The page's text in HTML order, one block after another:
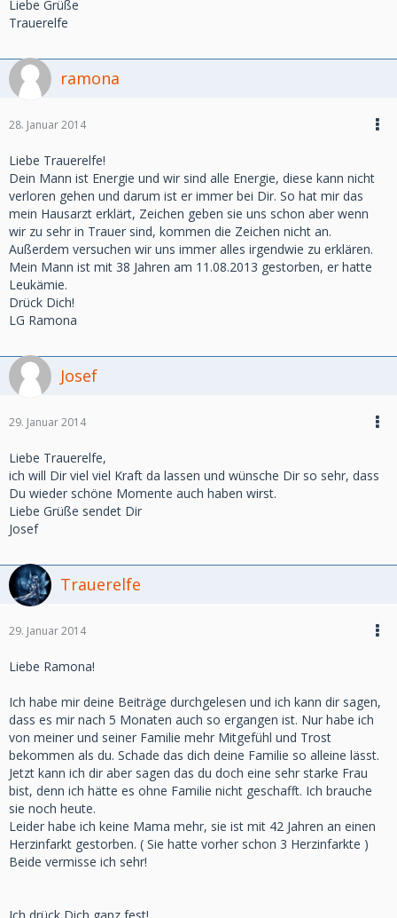
Liebe Grüße
Trauerelfe
ramona
28. Januar 2014
Liebe Trauerelfe!
Dein Mann ist Energie und wir sind alle Energie, diese kann nicht
verloren gehen und darum ist er immer bei Dir. So hat mir das
mein Hausarzt erklärt, Zeichen geben sie uns schon aber wenn
wir zu sehr in Trauer sind, kommen die Zeichen nicht an.
Außerdem versuchen wir uns immer alles irgendwie zu erklären.
Mein Mann ist mit 38 Jahren am 11.08.2013 gestorben, er hatte
Leukämie.
Drück Dich!
LG Ramona
Josef
29. Januar 2014
Liebe Trauerelfe,
ich will Dir viel viel Kraft da lassen und wünsche Dir so sehr, dass
Du wieder schöne Momente auch haben wirst.
Liebe Grüße sendet Dir
Josef
Trauerelfe
29. Januar 2014
Liebe Ramona!
Ich habe mir deine Beiträge durchgelesen und ich kann dir sagen,
dass es mir nach 5 Monaten auch so ergangen ist. Nur habe ich
von meiner und seiner Familie mehr Mitgefühl und Trost
bekommen als du. Schade das dich deine Familie so alleine lässt.
Jetzt kann ich dir aber sagen das du doch eine sehr starke Frau
bist, denn ich hätte es ohne Familie nicht geschafft. Ich brauche
sie noch heute.
Leider habe ich keine Mama mehr, sie ist mit 42 Jahren an einen
Herzinfarkt gestorben. ( Sie hatte vorher schon 3 Herzinfarkte )
Beide vermisse ich sehr!